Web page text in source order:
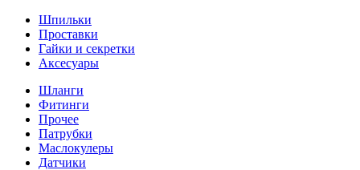
Шпильки
Проставки
Гайки и секретки
Аксесуары
Шланги
Фитинги
Прочее
Патрубки
Маслокулеры
Датчики